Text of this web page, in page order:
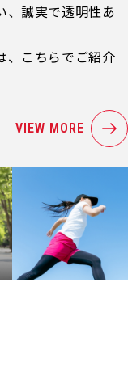
、誠実で透明性あ
、こちらでご紹介
VIEW MORE